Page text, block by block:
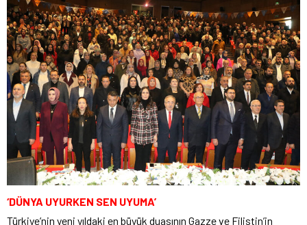
‘DÜNYA UYURKEN SEN UYUMA’
Türkiye’nin yeni yıldaki en büyük duasının Gazze ve Filistin’in